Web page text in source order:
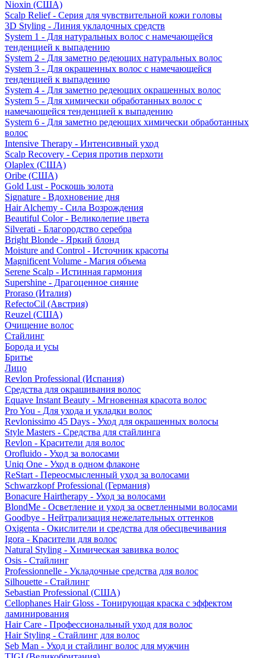
Nioxin (США)
Scalp Relief - Серия для чувствительной кожи головы
3D Styling - Линия укладочных средств
System 1 - Для натуральных волос с намечающейся
тенденцией к выпадению
System 2 - Для заметно редеющих натуральных волос
System 3 - Для окрашенных волос с намечающейся
тенденцией к выпадению
System 4 - Для заметно редеющих окрашенных волос
System 5 - Для химически обработанных волос с
намечающейся тенденцией к выпадению
System 6 - Для заметно редеющих химически обработанных
волос
Intensive Therapy - Интенсивный уход
Scalp Recovery - Серия против перхоти
Olaplex (США)
Oribe (США)
Gold Lust - Роскошь золота
Signature - Вдохновение дня
Hair Alchemy - Сила Возрождения
Beautiful Color - Великолепие цвета
Silverati - Благородство серебра
Bright Blonde - Яркий блонд
Moisture and Control - Источник красоты
Magnificent Volume - Магия объема
Serene Scalp - Истинная гармония
Supershine - Драгоценное сияние
Proraso (Италия)
RefectoCil (Австрия)
Reuzel (США)
Очищение волос
Стайлинг
Борода и усы
Бритье
Лицо
Revlon Professional (Испания)
Средства для окрашивания волос
Equave Instant Beauty - Мгновенная красота волос
Pro You - Для ухода и укладки волос
Revlonissimo 45 Days - Уход для окрашенных волосы
Style Masters - Средства для стайлинга
Revlon - Красители для волос
Orofluido - Уход за волосами
Uniq One - Уход в одном флаконе
ReStart - Переосмысленный уход за волосами
Schwarzkopf Professional (Германия)
Bonacure Hairtherapy - Уход за волосами
BlondMe - Осветление и уход за осветленными волосами
Goodbye - Нейтрализация нежелательных оттенков
Oxigenta - Окислители и средства для обесцвечивания
Igora - Красители для волос
Natural Styling - Химическая завивка волос
Osis - Стайлинг
Professionnelle - Укладочные средства для волос
Silhouette - Стайлинг
Sebastian Professional (США)
Cellophanes Hair Gloss - Тонирующая краска с эффектом
ламинирования
Hair Care - Профессиональный уход для волос
Hair Styling - Стайлинг для волос
Seb Man - Уход и стайлинг волос для мужчин